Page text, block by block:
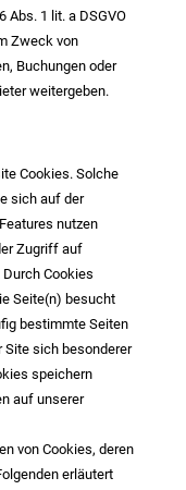
Abs. 1 lit. a DSGVO
Zweck von
Buchungen oder
weitergeben.
Cookies. Solche
sich auf der
nutzen
Zugriff auf
Cookies
Seite(n) besucht
bestimmte Seiten
Site sich besonderer
speichern
auf unserer
von Cookies, deren
erläutert